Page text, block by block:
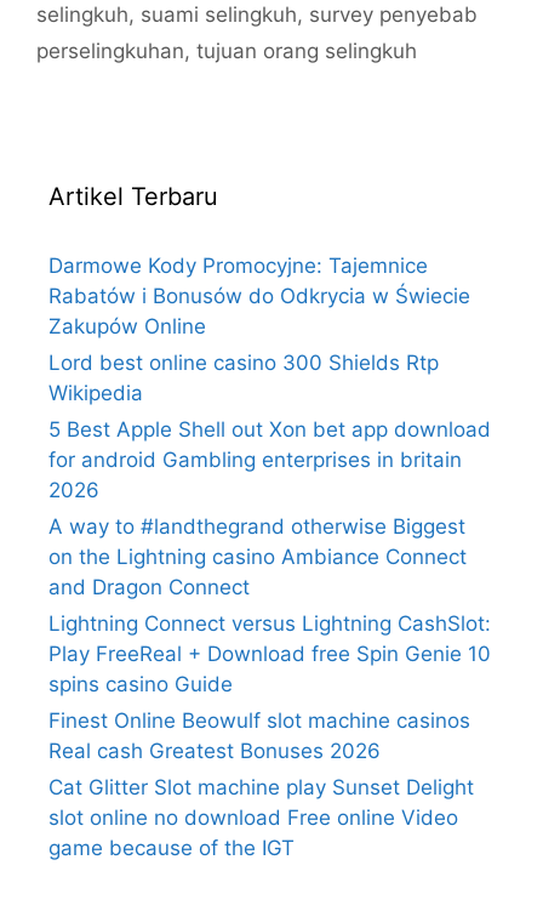
selingkuh, suami selingkuh, survey penyebab
perselingkuhan, tujuan orang selingkuh
Artikel Terbaru
Darmowe Kody Promocyjne: Tajemnice
Rabatów i Bonusów do Odkrycia w Świecie
Zakupów Online
Lord best online casino 300 Shields Rtp
Wikipedia
5 Best Apple Shell out Xon bet app download
for android Gambling enterprises in britain
2026
A way to #landthegrand otherwise Biggest
on the Lightning casino Ambiance Connect
and Dragon Connect
Lightning Connect versus Lightning CashSlot:
Play FreeReal + Download free Spin Genie 10
spins casino Guide
Finest Online Beowulf slot machine casinos
Real cash Greatest Bonuses 2026
Cat Glitter Slot machine play Sunset Delight
slot online no download Free online Video
game because of the IGT